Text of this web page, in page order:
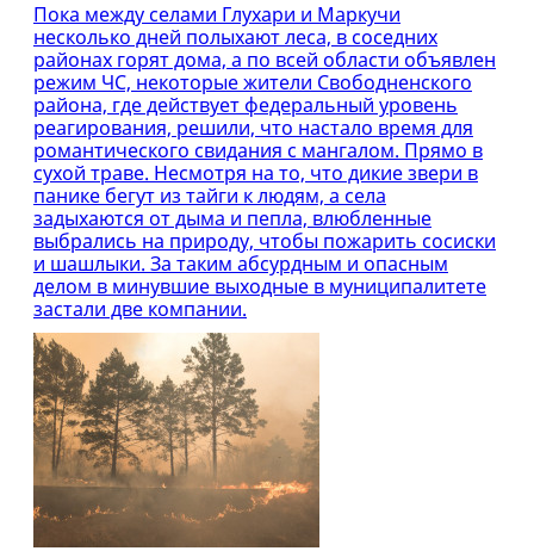
Пока между селами Глухари и Маркучи
несколько дней полыхают леса, в соседних
районах горят дома, а по всей области объявлен
режим ЧС, некоторые жители Свободненского
района, где действует федеральный уровень
реагирования, решили, что настало время для
романтического свидания с мангалом. Прямо в
сухой траве. Несмотря на то, что дикие звери в
панике бегут из тайги к людям, а села
задыхаются от дыма и пепла, влюбленные
выбрались на природу, чтобы пожарить сосиски
и шашлыки. За таким абсурдным и опасным
делом в минувшие выходные в муниципалитете
застали две компании.